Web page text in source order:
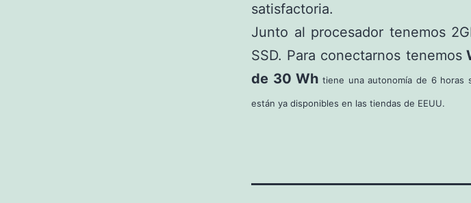
satisfactoria.
Junto al procesador tenemos
SSD. Para conectarnos tenemos
de 30 Wh tiene una autonomía de 6 horas
están ya disponibles en las tiendas de EEUU.